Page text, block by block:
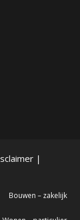
|
Bouwen – zakelijk